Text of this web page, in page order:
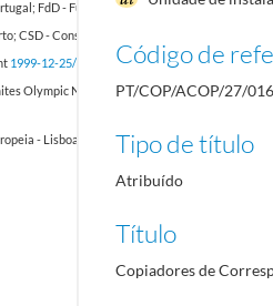
FdD - Fundação do Desporto2000-02-24/
CSD - Conselho Superior do Desporto
1999-12-25/2000-12-27
Olympic Nationaux / Association of national
- Lisboa 1997 [1]1995-08-01/1996-07-23
Código de
PT/COP/ACOP/27/
Tipo de título
Atribuído
Título
Copiadores de